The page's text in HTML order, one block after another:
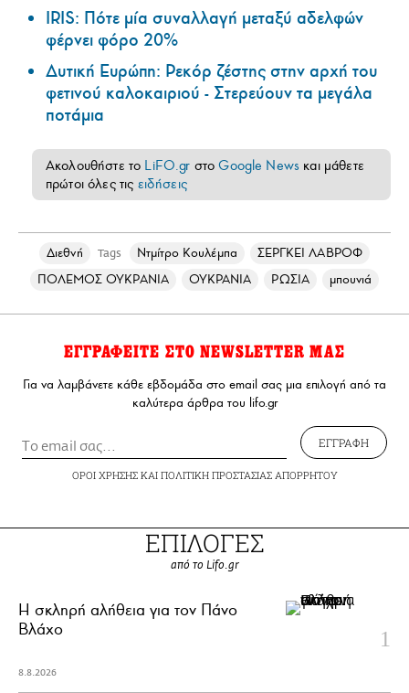
IRIS: Πότε μία συναλλαγή μεταξύ αδελφών
φέρνει φόρο 20%
Δυτική Ευρώπη: Ρεκόρ ζέστης στην αρχή του
φετινού καλοκαιριού - Στερεύουν τα μεγάλα
ποτάμια
Ακολουθήστε το LiFO.gr στοGoogle News και μάθετε
πρώτοι όλες τις ειδήσεις
Διεθνή Tags Ντμίτρο Κουλέμπα
ΣΕΡΓΚΕΙ ΛΑΒΡΟΦ
ΠΟΛΕΜΟΣ ΟΥΚΡΑΝΙΑ
ΟΥΚΡΑΝΙΑ ΡΩΣΙΑ μπουνιά
ΕΓΓΡΑΦΕΙΤΕ ΣΤΟ NEWSLETTER ΜΑΣ
Για να λαμβάνετε κάθε εβδομάδα στο email σας μια επιλογή από τα
καλύτερα άρθρα του lifo.gr
ΕΓΓΡΑΦΗ
ΟΡΟΙ ΧΡΗΣΗΣΚΑΙ ΠΟΛΙΤΙΚΗ ΠΡΟΣΤΑΣΙΑΣ ΑΠΟΡΡΗΤΟΥ
ΕΠΙΛΟΓΕΣ
από το Lifo.gr
H σκληρή αλήθεια για τον Πάνο
Βλάχο
8.8.2026